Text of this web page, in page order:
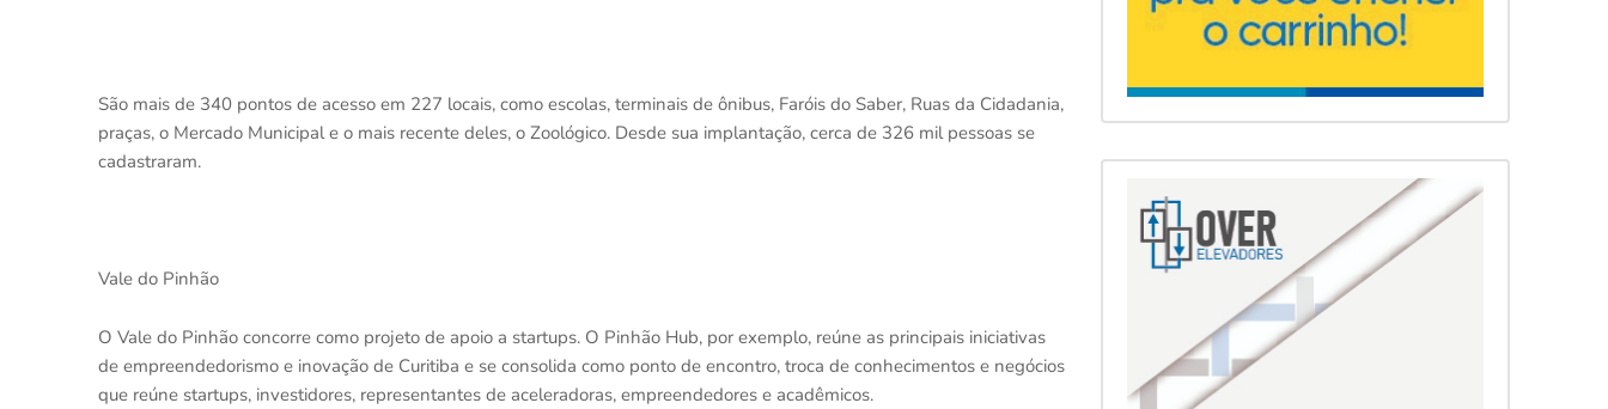
São mais de 340 pontos de acesso em 227 locais, como escolas, terminais de ônibus, Faróis do Saber, Ruas da Cidadania,
praças, o Mercado Municipal e o mais recente deles, o Zoológico. Desde sua implantação, cerca de 326 mil pessoas se
cadastraram.
Vale do Pinhão
O Vale do Pinhão concorre como projeto de apoio a startups. O Pinhão Hub, por exemplo, reúne as principais iniciativas
de empreendedorismo e inovação de Curitiba e se consolida como ponto de encontro, troca de conhecimentos e negócios
que reúne startups, investidores, representantes de aceleradoras, empreendedores e acadêmicos.